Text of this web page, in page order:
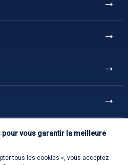
vous garantir la meilleure
tous les cookies », vous acceptez